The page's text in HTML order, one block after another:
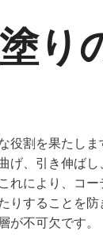
り
役割を果たし
げ、引き伸ば
れにより、コ
りすることを
不可欠です。